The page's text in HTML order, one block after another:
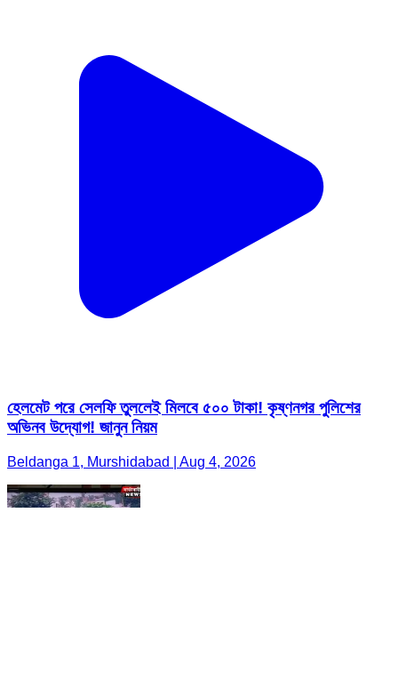
হেলমেট পরে সেলফি তুললেই মিলবে ৫০০ টাকা! কৃষ্ণনগর পুলিশের
অভিনব উদ্যোগ! জানুন নিয়ম
Beldanga 1, Murshidabad | Aug 4, 2026